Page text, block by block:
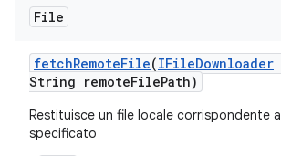
File
fetchRemoteFile(IFileDownloader
String remoteFilePath)
Restituisce un file locale corrispondente
specificato